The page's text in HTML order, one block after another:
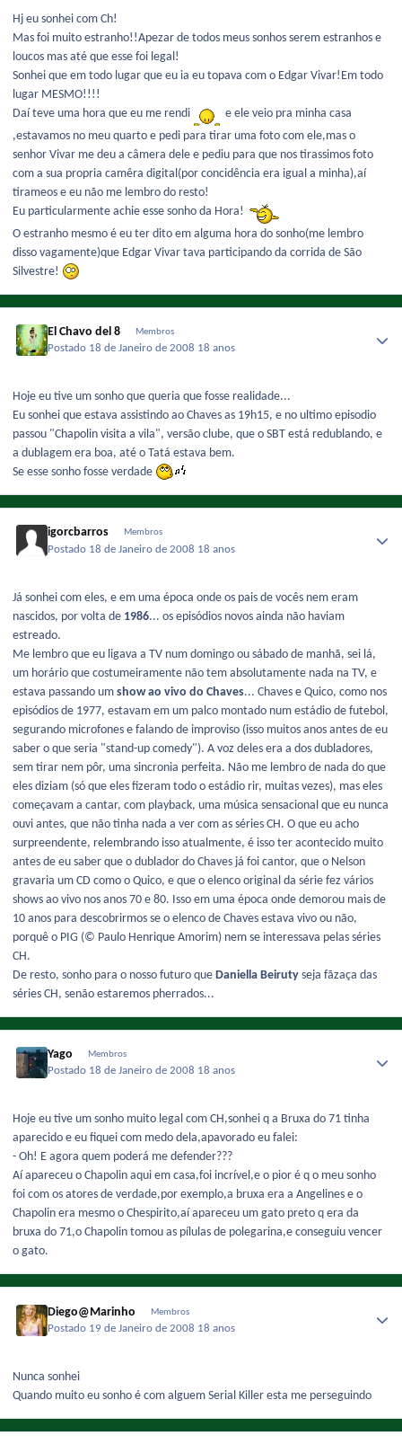
Hj eu sonhei com Ch!
Mas foi muito estranho!!Apezar de todos meus sonhos serem estranhos e
loucos mas até que esse foi legal!
Sonhei que em todo lugar que eu ia eu topava com o Edgar Vivar!Em todo
lugar MESMO!!!!
Daí teve uma hora que eu me rendi
e ele veio pra minha casa
,estavamos no meu quarto e pedi para tirar uma foto com ele,mas o
senhor Vivar me deu a câmera dele e pediu para que nos tirassimos foto
com a sua propria camêra digital(por concidência era igual a minha),aí
tirameos e eu não me lembro do resto!
Eu particularmente achie esse sonho da Hora!
O estranho mesmo é eu ter dito em alguma hora do sonho(me lembro
disso vagamente)que Edgar Vivar tava participando da corrida de São
Silvestre!
El Chavo del 8 Membros
Postado 18 de Janeiro de 2008 18 anos
Hoje eu tive um sonho que queria que fosse realidade...
Eu sonhei que estava assistindo ao Chaves as 19h15, e no ultimo episodio
passou "Chapolin visita a vila", versão clube, que o SBT está redublando, e
a dublagem era boa, até o Tatá estava bem.
Se esse sonho fosse verdade
igorcbarros Membros
Postado 18 de Janeiro de 2008 18 anos
Já sonhei com eles, e em uma época onde os pais de vocês nem eram
nascidos, por volta de 1986... os episódios novos ainda não haviam
estreado.
Me lembro que eu ligava a TV num domingo ou sábado de manhã, sei lá,
um horário que costumeiramente não tem absolutamente nada na TV, e
estava passando um show ao vivo do Chaves... Chaves e Quico, como nos
episódios de 1977, estavam em um palco montado num estádio de futebol,
segurando microfones e falando de improviso (isso muitos anos antes de eu
saber o que seria "stand-up comedy"). A voz deles era a dos dubladores,
sem tirar nem pôr, uma sincronia perfeita. Não me lembro de nada do que
eles diziam (só que eles fizeram todo o estádio rir, muitas vezes), mas eles
começavam a cantar, com playback, uma música sensacional que eu nunca
ouvi antes, que não tinha nada a ver com as séries CH. O que eu acho
surpreendente, relembrando isso atualmente, é isso ter acontecido muito
antes de eu saber que o dublador do Chaves já foi cantor, que o Nelson
gravaria um CD como o Quico, e que o elenco original da série fez vários
shows ao vivo nos anos 70 e 80. Isso em uma época onde demorou mais de
10 anos para descobrirmos se o elenco de Chaves estava vivo ou não,
porquê o PIG (© Paulo Henrique Amorim) nem se interessava pelas séries
CH.
De resto, sonho para o nosso futuro que Daniella Beiruty seja fãzaça das
séries CH, senão estaremos pherrados...
Yago Membros
Postado 18 de Janeiro de 2008 18 anos
Hoje eu tive um sonho muito legal com CH,sonhei q a Bruxa do 71 tinha
aparecido e eu fiquei com medo dela,apavorado eu falei:
- Oh! E agora quem poderá me defender???
Aí apareceu o Chapolin aqui em casa,foi incrível,e o pior é q o meu sonho
foi com os atores de verdade,por exemplo,a bruxa era a Angelines e o
Chapolin era mesmo o Chespirito,aí apareceu um gato preto q era da
bruxa do 71,o Chapolin tomou as pílulas de polegarina,e conseguiu vencer
o gato.
Diego@Marinho Membros
Postado 19 de Janeiro de 2008 18 anos
Nunca sonhei
Quando muito eu sonho é com alguem Serial Killer esta me perseguindo